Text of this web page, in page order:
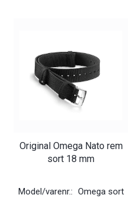
Original Omega Nato rem
sort 18 mm
Model/varenr.: Omega sort